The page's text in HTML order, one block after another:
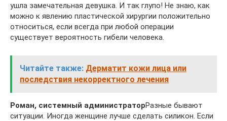
ушла замечательная девушка. И так глупо! Не знаю, как
можно к явлению пластической хирургии положительно
относиться, если всегда при любой операции
существует вероятность гибели человека.
Читайте также: Дерматит кожи лица или
последствия некорректного лечения
Роман, системный администраторРазные бывают
ситуации. Иногда женщине лучше сделать силикон. Если